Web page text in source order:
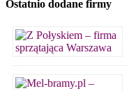
Ostatnio dodane firmy